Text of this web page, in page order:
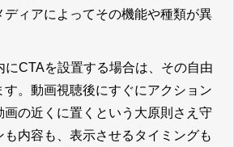
ディアによってその機能や種類が異
にCTAを設置する場合は、その自由
す。動画視聴後にすぐにアクション
画の近くに置くという大原則さえ守
内容も、表示させるタイミングも